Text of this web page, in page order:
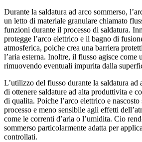
Durante la saldatura ad arco sommerso,
un letto di materiale granulare chiamato
funzioni durante il processo di saldatura.
protegge l’arco elettrico e il bagno di
atmosferica, poiche crea una barriera
l’aria esterna. Inoltre, il flusso agisce come
rimuovendo eventuali impurita dalla
L’utilizzo del flusso durante la saldatura ad
di ottenere saldature ad alta produttivita e
di qualita. Poiche l’arco elettrico e
processo e meno sensibile agli effetti
come le correnti d’aria o l’umidita. Cio
sommerso particolarmente adatta per
controllati.